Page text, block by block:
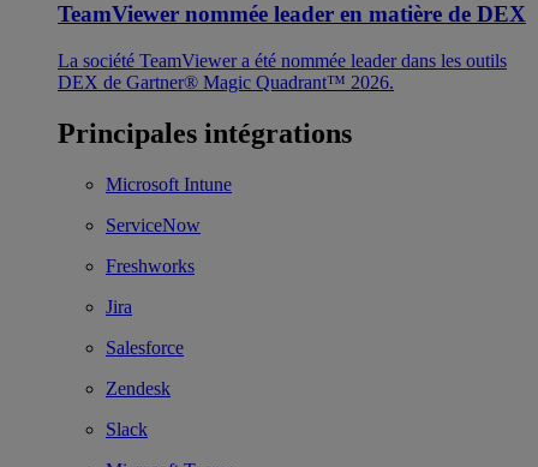
TeamViewer nommée leader en matière de DEX
La société TeamViewer a été nommée leader dans les outils
DEX de Gartner® Magic Quadrant™ 2026.
Principales intégrations
Microsoft Intune
ServiceNow
Freshworks
Jira
Salesforce
Zendesk
Slack